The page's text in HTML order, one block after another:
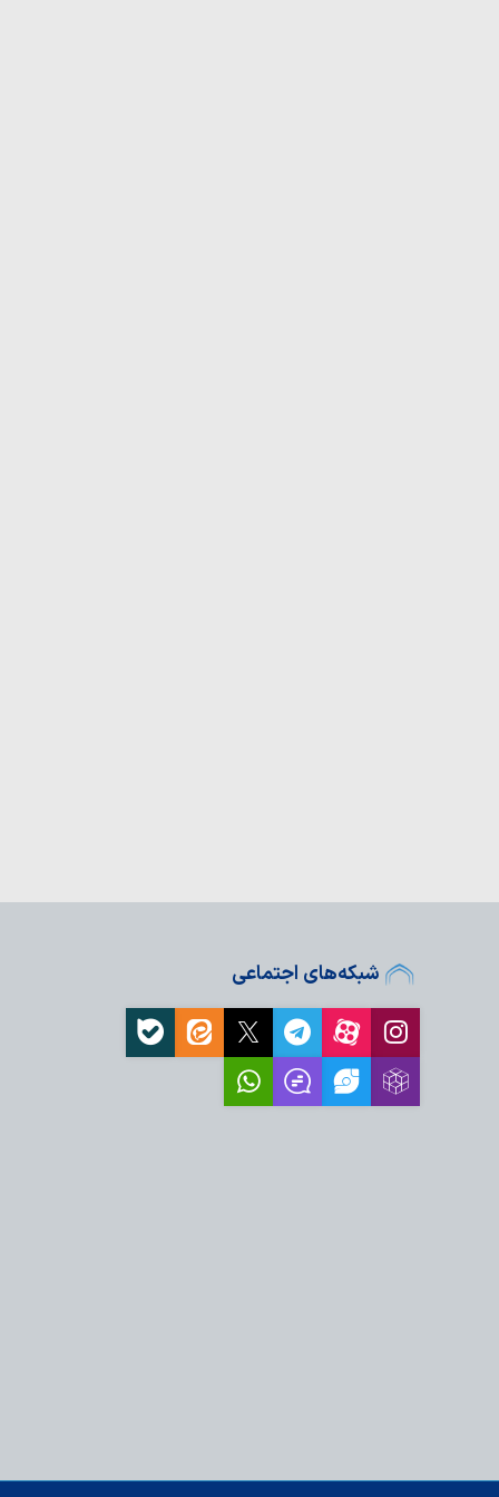
ما همچنان با فکر
حسین(ع) هرگز درشبکه‌های اجتماعی